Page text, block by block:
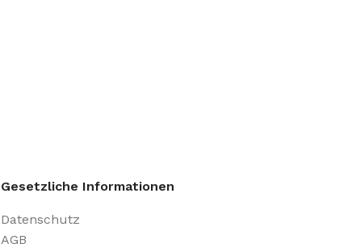
Gesetzliche Informationen
Datenschutz
AGB